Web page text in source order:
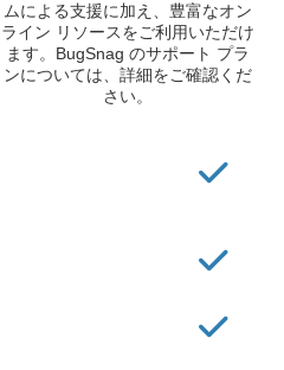
ムによる支援に加え、豊富なオン
ライン リソースをご利用いただけ
ます。BugSnag のサポート プラ
ンについては、詳細をご確認くだ
さい。